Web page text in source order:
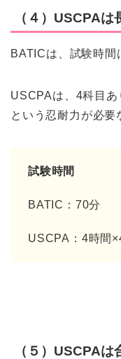
（４）USCPAは
BATICは、試験時間
USCPAは、4科目
という忍耐力が必要
試験時間
BATIC：70分
USCPA：4時間
（５）USCPA